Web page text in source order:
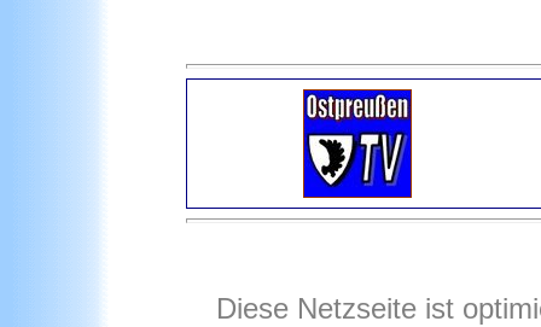
Diese Netzseite ist